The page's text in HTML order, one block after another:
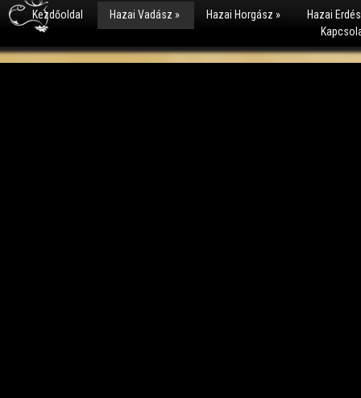
Kezdőoldal Hazai Vadász » Hazai Horgász »
Hazai